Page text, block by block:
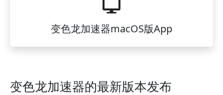
变色龙加速器macOS版App
变色龙加速器的最新版本发布